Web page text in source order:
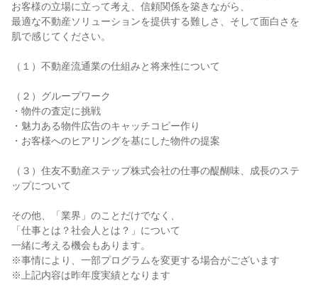
お客様の立場に立って考え、信頼関係を築きながら、
最適な不動産ソリューションを提供する難しさ、そして面白さを
肌で感じてください。
（１）不動産流通業の仕組みと将来性について
（２）グループワーク
・物件の査定に挑戦
・魅力ある物件広告のキャッチコピー作り
・お客様へのヒアリングを基にした物件の提案
（３）住友不動産ステップ株式会社の仕事の醍醐味、成長のステ
ップについて
その他、「業界」のことだけでなく、
「仕事とは？社会人とは？」について
一緒に考える機会もあります。
※事情により、一部プログラムを変更する場合がございます
※上記内容は昨年度実績となります